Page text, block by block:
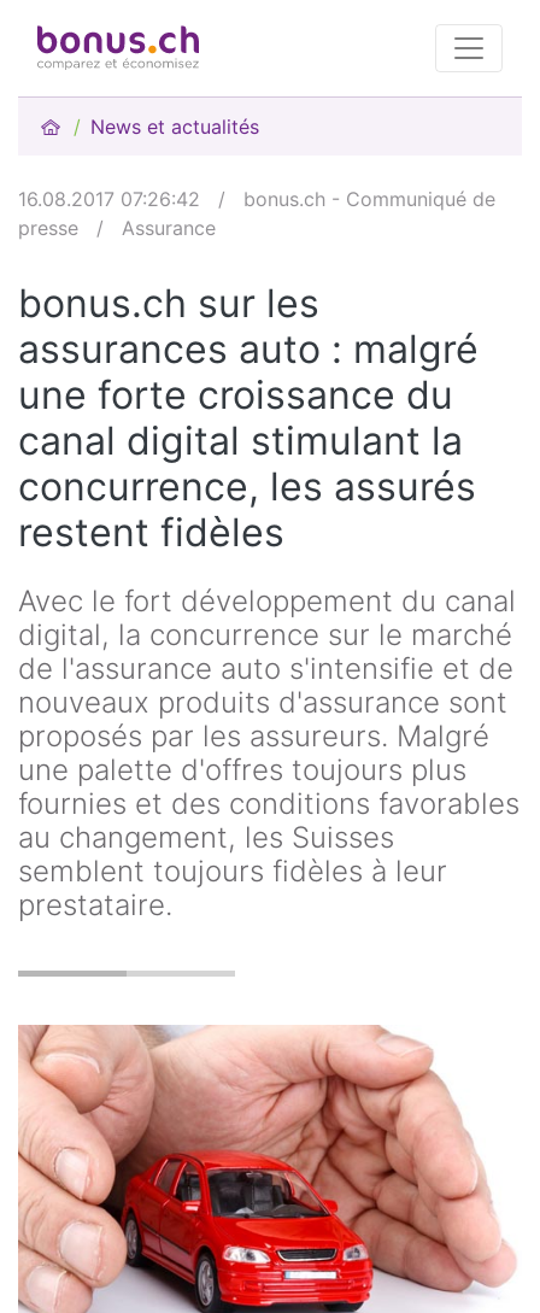
News et actualités
16.08.2017 07:26:42 /
bonus.ch - Communiqué de
presse
/ Assurance
bonus.ch sur les
assurances auto : malgré
une forte croissance du
canal digital stimulant la
concurrence, les assurés
restent fidèles
Avec le fort développement du canal
digital, la concurrence sur le marché
de l'assurance auto s'intensifie et de
nouveaux produits d'assurance sont
proposés par les assureurs. Malgré
une palette d'offres toujours plus
fournies et des conditions favorables
au changement, les Suisses
semblent toujours fidèles à leur
prestataire.